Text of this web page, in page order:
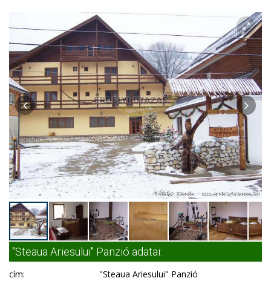
"Steaua Ariesului" Panzió adatai:
cím:
"Steaua Ariesului" Panzió